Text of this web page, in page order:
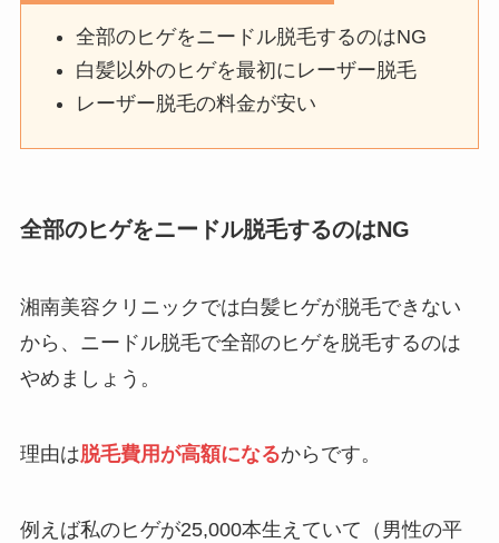
全部のヒゲをニードル脱毛するのはNG
白髪以外のヒゲを最初にレーザー脱毛
レーザー脱毛の料金が安い
全部のヒゲをニードル脱毛するのはNG
湘南美容クリニックでは白髪ヒゲが脱毛できない
から、ニードル脱毛で全部のヒゲを脱毛するのは
やめましょう。
理由は脱毛費用が高額になるからです。
例えば私のヒゲが25,000本生えていて（男性の平